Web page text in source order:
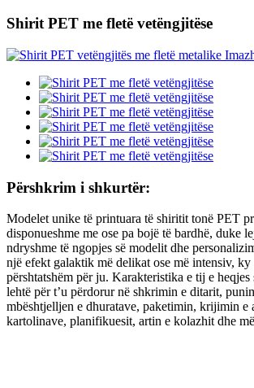
Shirit PET me fletë vetëngjitëse
Përshkrim i shkurtër:
Modelet unike të printuara të shiritit tonë PET
disponueshme me ose pa bojë të bardhë, duke
ndryshme të ngopjes së modelit dhe
një efekt galaktik më delikat ose më intensiv, ky
përshtatshëm për ju. Karakteristika e tij e heqjes
lehtë për t’u përdorur në shkrimin e ditarit,
mbështjelljen e dhuratave, paketimin, krijimin
kartolinave, planifikuesit, artin e kolazhit dhe